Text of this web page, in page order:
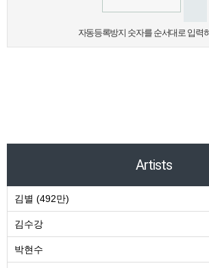
자동등록방지 숫자를 순서대로 입력
Artists
김별 (492만)
김수강
박현수